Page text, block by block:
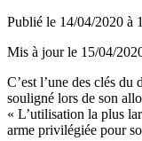
Publié le 14/04/2020 à
Mis à jour le 15/04/
C’est l’une des clés du d
souligné lors de son
« L’utilisation la plus
arme privilégiée pour